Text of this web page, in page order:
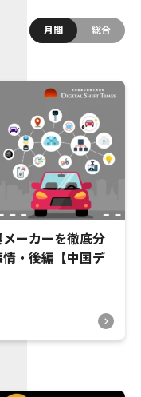
月間
総合
ーカーを徹底分
・後編【中国デ